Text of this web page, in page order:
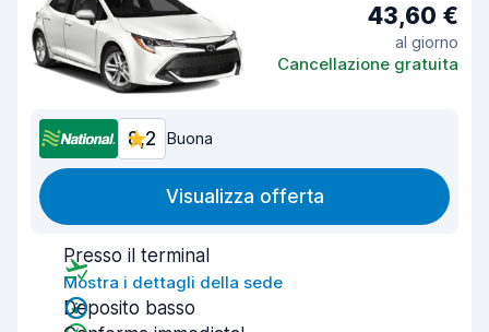
43,60 €
al giorno
Cancellazione gratuita
8,2 Buona
Visualizza offerta
Presso il terminal
Mostra i dettagli della sede
Deposito basso